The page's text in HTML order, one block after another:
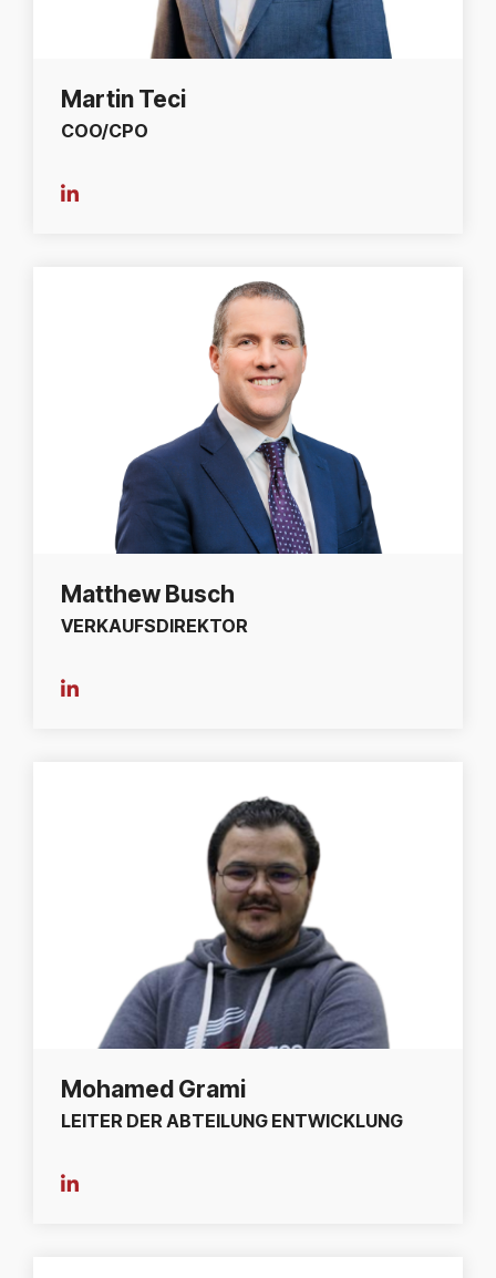
Martin Teci
COO/CPO
Matthew Busch
VERKAUFSDIREKTOR
Mohamed Grami
LEITER DER ABTEILUNG ENTWICKLUNG